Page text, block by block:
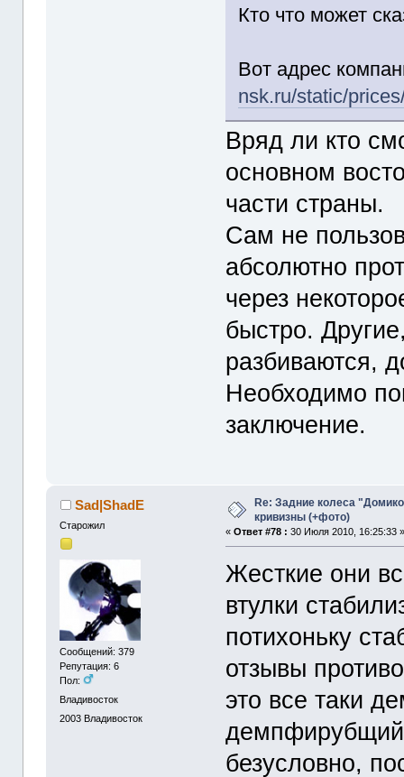
Кто что может
Вот адрес
nsk.ru/static/
Вряд ли кто
основном
части страны.
Сам не
абсолютно
через
быстро.
разбиваются,
Необходимо
заключение.
Sad|ShadE
Старожил
Сообщений: 379
Репутация: 6
Пол:
Владивосток
2003 Владивосток
Re: Задние колеса
кривизны (+фото)
«Ответ #78 : 30 Июля 2010, 16:25:33
Жесткие они
втулки
потихоньку
отзывы
это все таки
демпфирубщий
безусловно,